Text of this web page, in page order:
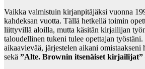
Vaikka valmistuin kirjanpitäjäksi vuonna
kahdeksan vuotta. Tällä hetkellä toimin
liittyvillä aloilla, mutta käsitän kirjailijan
taloudellinen tukeni tulee opettajan
aikaavievää, järjestelen aikani
sekä ”Alte. Brownin itsenäiset kirjailijat”